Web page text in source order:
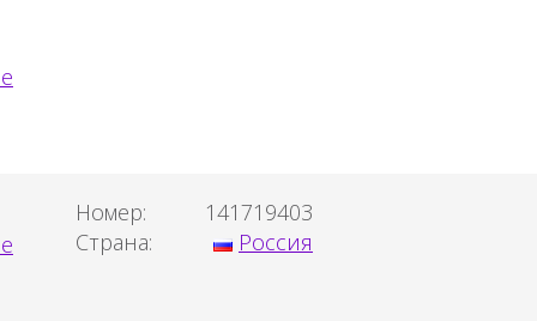
Номер:
141719403
Страна:
Россия